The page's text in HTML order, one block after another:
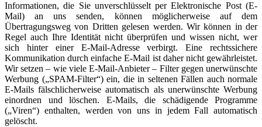
Informationen, die Sie unverschlüsselt per Elektronische Post (E-
Mail) an uns senden, können möglicherweise auf dem
Übertragungsweg von Dritten gelesen werden. Wir können in der
Regel auch Ihre Identität nicht überprüfen und wissen nicht, wer
sich hinter einer E-Mail-Adresse verbirgt. Eine rechtssichere
Kommunikation durch einfache E-Mail ist daher nicht gewährleistet.
Wir setzen – wie viele E-Mail-Anbieter – Filter gegen unerwünschte
Werbung („SPAM-Filter“) ein, die in seltenen Fällen auch normale
E-Mails fälschlicherweise automatisch als unerwünschte Werbung
einordnen und löschen. E-Mails, die schädigende Programme
(„Viren“) enthalten, werden von uns in jedem Fall automatisch
gelöscht.